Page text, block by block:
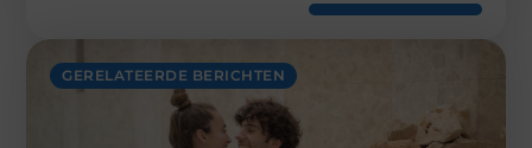
GERELATEERDE BERICHTEN